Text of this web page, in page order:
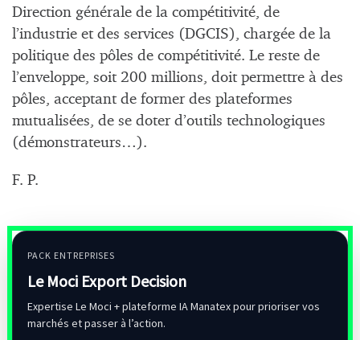
Direction générale de la compétitivité, de
l’industrie et des services (DGCIS), chargée de la
politique des pôles de compétitivité. Le reste de
l’enveloppe, soit 200 millions, doit permettre à des
pôles, acceptant de former des plateformes
mutualisées, de se doter d’outils technologiques
(démonstrateurs…).
F. P.
PACK ENTREPRISES
Le Moci Export Decision
Expertise Le Moci + plateforme IA Manatex pour prioriser vos
marchés et passer à l’action.